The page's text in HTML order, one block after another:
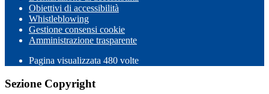
Obiettivi di accessibilità
Whistleblowing
Gestione consensi cookie
Amministrazione trasparente
Pagina visualizzata 480 volte
Sezione Copyright